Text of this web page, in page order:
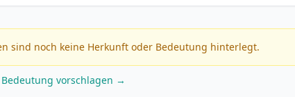
sind noch keine Herkunft oder Bedeutung hinterlegt.
vorschlagen →